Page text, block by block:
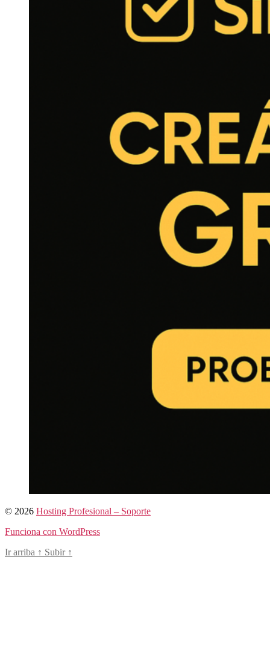
© 2026 Hosting Profesional – Soporte
Funciona con WordPress
Ir arriba ↑ Subir ↑